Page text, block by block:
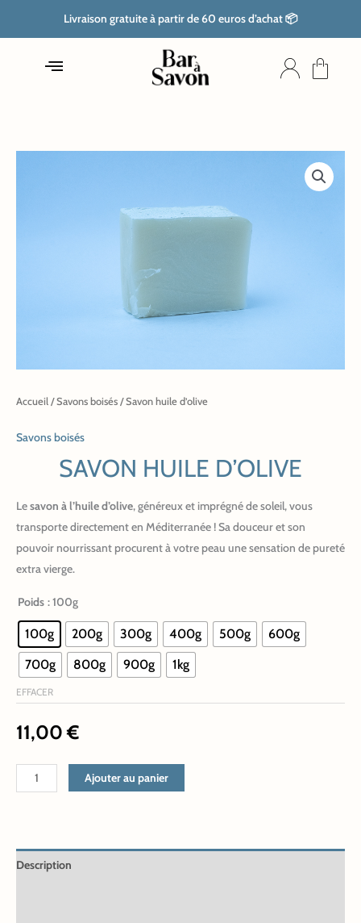
Livraison gratuite à partir de 60 euros d’achat 📦
Accueil /Savons boisés / Savon huile d’olive
Savons boisés
SAVON HUILE D’OLIVE
Lesavon à l’huile d’olive, généreux et imprégné de soleil, vous
transporte directement en Méditerranée ! Sa douceur et son
pouvoir nourrissant procurent à votre peau une sensation de pureté
extra vierge.
Poids : 100g
100g 200g 300g 400g 500g
600g
700g
800g 900g 1kg
EFFACER
11,00€
Ajouter au panier
Description